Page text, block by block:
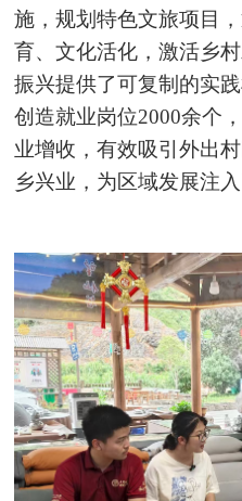
施，规划特色文旅项目
育、文化活化，激活乡
振兴提供了可复制的实
创造就业岗位2000余个
业增收，有效吸引外出
乡兴业，为区域发展注入